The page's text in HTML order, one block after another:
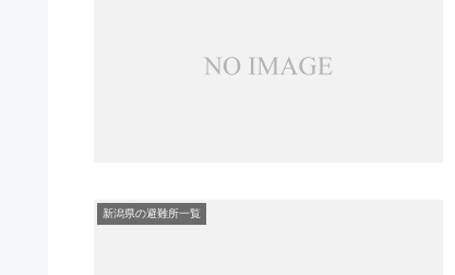
新潟県の避難所一覧